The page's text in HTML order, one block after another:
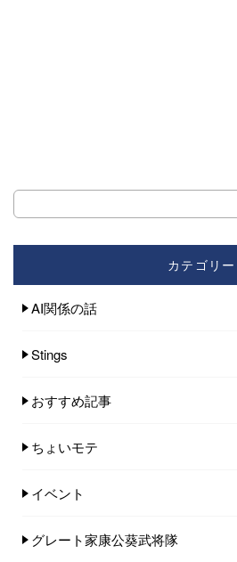
カテゴリー
AI関係の話
Stings
おすすめ記事
ちょいモテ
イベント
グレート家康公葵武将隊